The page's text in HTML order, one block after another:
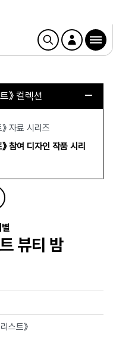
》 컬렉션
자료 시리즈
참여 디자인 작품 시리
뷰티 밤
스트》